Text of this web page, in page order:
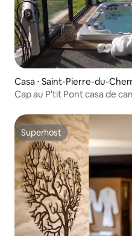
Casa ⋅ Saint-Pierre-du-
Cap au P'tit Pont casa de
Superhost
Superhost